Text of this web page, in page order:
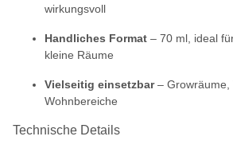
wirkungsvoll
Handliches Format – 70 ml, ideal
kleine Räume
Vielseitig einsetzbar– Growräume,
Wohnbereiche
Technische Details